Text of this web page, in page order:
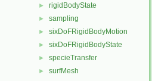
► rigidBodyState
► sampling
► sixDoFRigidBodyMotion
► sixDoFRigidBodyState
► specieTransfer
► surfMesh